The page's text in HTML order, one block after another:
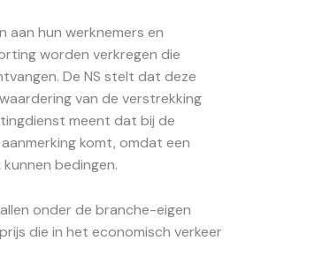
aan hun werknemers en
worden verkregen die
De NS stelt dat deze
van de verstrekking
meent dat bij de
komt, omdat een
bedingen.
onder de branche-eigen
die in het economisch verkeer